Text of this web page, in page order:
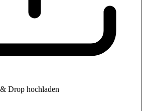
Drop hochladen